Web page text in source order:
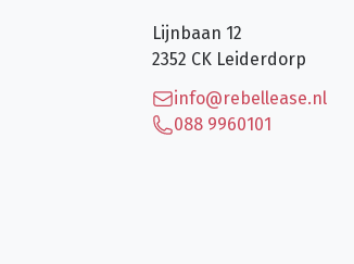
Lijnbaan 12
2352 CK Leiderdorp
info@rebellease.nl
088 9960101